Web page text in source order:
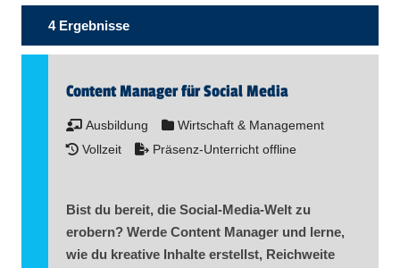
4 Ergebnisse
Content Manager für Social Media
Ausbildung
Wirtschaft & Management
Vollzeit
Präsenz-Unterricht offline
Bist du bereit, die Social-Media-Welt zu
erobern? Werde Content Manager und lerne,
wie du kreative Inhalte erstellst, Reichweite